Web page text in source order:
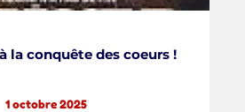
la conquête des coeurs !
1 octobre 2025